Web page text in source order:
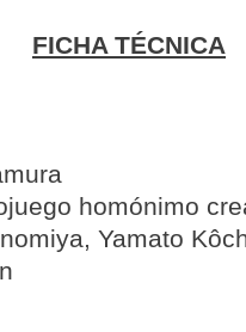
FICHA TÉCNICA
homónimo
Yamato